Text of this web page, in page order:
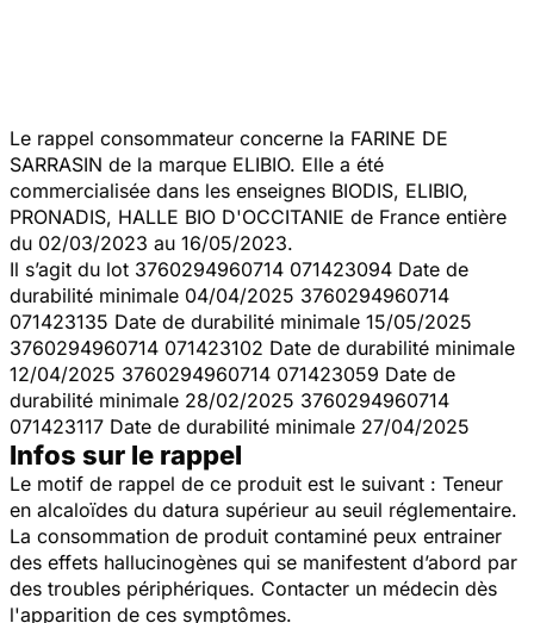
Le rappel consommateur concerne la FARINE DE
SARRASIN de la marque ELIBIO. Elle a été
commercialisée dans les enseignes BIODIS, ELIBIO,
PRONADIS, HALLE BIO D'OCCITANIE de France entière
du 02/03/2023 au 16/05/2023.
Il s’agit du lot 3760294960714 071423094 Date de
durabilité minimale 04/04/2025 3760294960714
071423135 Date de durabilité minimale 15/05/2025
3760294960714 071423102 Date de durabilité minimale
12/04/2025 3760294960714 071423059 Date de
durabilité minimale 28/02/2025 3760294960714
071423117 Date de durabilité minimale 27/04/2025
Infos sur le rappel
Le motif de rappel de ce produit est le suivant : Teneur
en alcaloïdes du datura supérieur au seuil réglementaire.
La consommation de produit contaminé peux entrainer
des effets hallucinogènes qui se manifestent d’abord par
des troubles périphériques. Contacter un médecin dès
l'apparition de ces symptômes.